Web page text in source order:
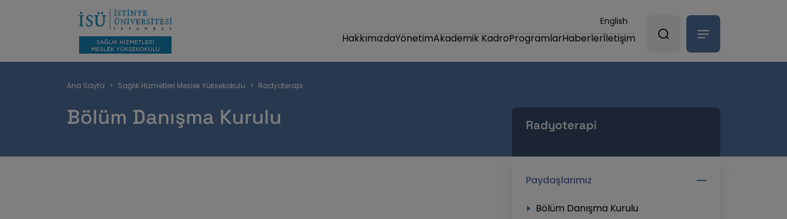
English
HakkımızdaYönetimAkademik KadroProgramlarHaberlerİletişim
Sayfa
yolu
Ana Sayfa Sağlık Hizmetleri Meslek Yüksekokulu Radyoterapi
Bölüm Danışma Kurulu Radyoterapi
Paydaşlarımız
Bölüm Danışma Kurulu